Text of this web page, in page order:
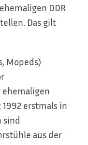
DDR
Das gilt
Mopeds)
1992 erstmals in
sind
aus der